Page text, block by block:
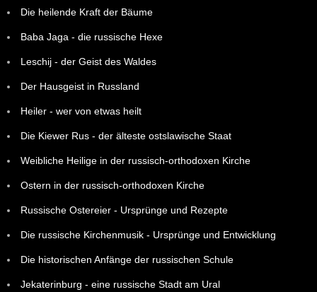
Die heilende Kraft der Bäume
Baba Jaga - die russische Hexe
Leschij - der Geist des Waldes
Der Hausgeist in Russland
Heiler - wer von etwas heilt
Die Kiewer Rus - der älteste ostslawische Staat
Weibliche Heilige in der russisch-orthodoxen Kirche
Ostern in der russisch-orthodoxen Kirche
Russische Ostereier - Ursprünge und Rezepte
Die russische Kirchenmusik - Ursprünge und Entwicklung
Die historischen Anfänge der russischen Schule
Jekaterinburg - eine russische Stadt am Ural